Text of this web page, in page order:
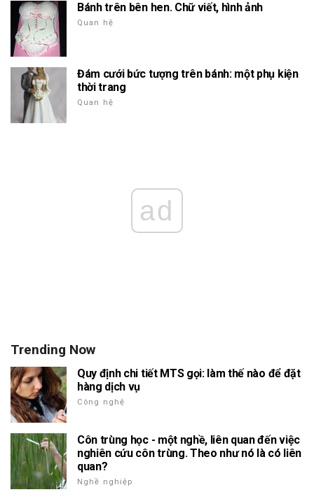
Bánh trên bên hen. Chữ viết, hình ảnh
Quan hệ
Đám cưới bức tượng trên bánh: một phụ kiện
thời trang
Quan hệ
ad
Trending Now
Quy định chi tiết MTS gọi: làm thế nào để đặt
hàng dịch vụ
Công nghệ
Côn trùng học - một nghề, liên quan đến việc
nghiên cứu côn trùng. Theo như nó là có liên
quan?
Nghề nghiệp